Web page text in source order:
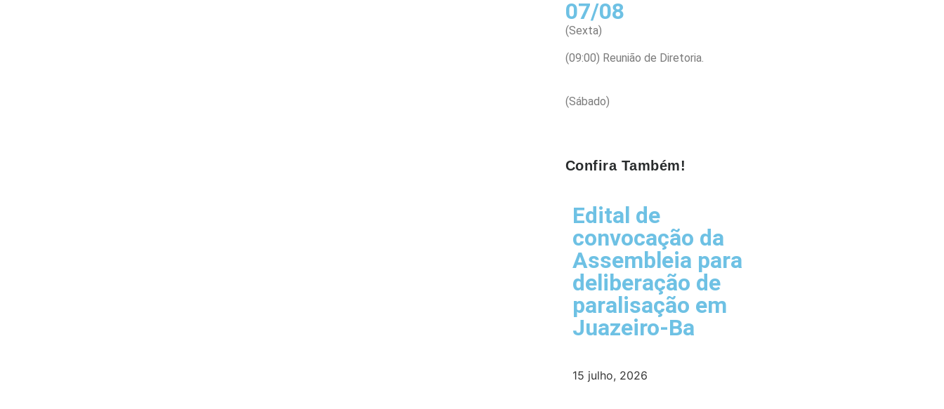
07/08
(Sexta)
(09:00) Reunião de Diretoria.
(Sábado)
Confira Também!
Edital de
convocação da
Assembleia para
deliberação de
paralisação em
Juazeiro-Ba
15 julho, 2026